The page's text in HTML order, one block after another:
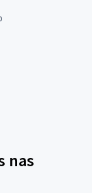
nas